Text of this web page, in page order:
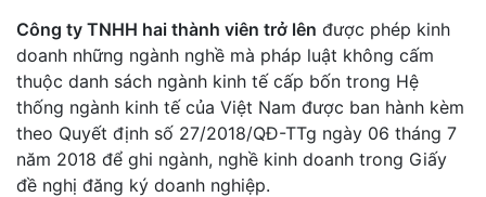
Công ty TNHH hai thành viên trở lên được phép kinh
doanh những ngành nghề mà pháp luật không cấm
thuộc danh sách ngành kinh tế cấp bốn trong Hệ
thống ngành kinh tế của Việt Nam được ban hành kèm
theo Quyết định số 27/2018/QĐ-TTg ngày 06 tháng 7
năm 2018 để ghi ngành, nghề kinh doanh trong Giấy
đề nghị đăng ký doanh nghiệp.